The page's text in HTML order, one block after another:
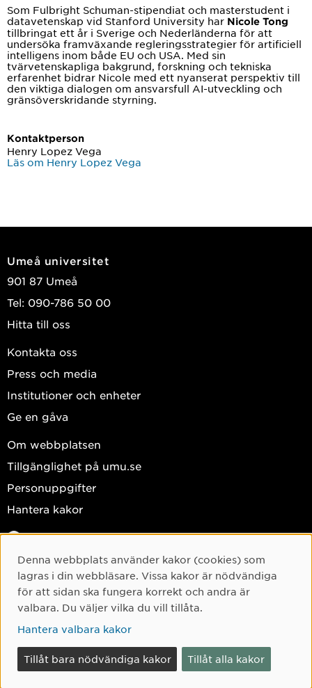
Som Fulbright Schuman-stipendiat och masterstudent i
datavetenskap vid Stanford University har Nicole Tong
tillbringat ett år i Sverige och Nederländerna för att
undersöka framväxande regleringsstrategier för artificiell
intelligens inom både EU och USA. Med sin
tvärvetenskapliga bakgrund, forskning och tekniska
erfarenhet bidrar Nicole med ett nyanserat perspektiv till
den viktiga dialogen om ansvarsfull AI-utveckling och
gränsöverskridande styrning.
Kontaktperson
Henry Lopez Vega
Läs om Henry Lopez Vega
Umeå universitet
901 87 Umeå
Tel: 090-786 50 00
Hitta till oss
Kontakta oss
Press och media
Institutioner och enheter
Ge en gåva
Om webbplatsen
Tillgänglighet på umu.se
Personuppgifter
Hantera kakor
Facebook
Instagram
TikTok
Youtube
Cookie-samtycke
Denna webbplats använder kakor (cookies) som
lagras i din webbläsare. Vissa kakor är nödvändiga
för att sidan ska fungera korrekt och andra är
valbara. Du väljer vilka du vill tillåta.
Hantera valbara kakor
Tillåt bara nödvändiga kakor Tillåt alla kakor